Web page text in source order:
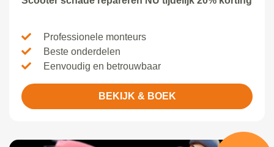
Professionele monteurs
Beste onderdelen
Eenvoudig en betrouwbaar
BEKIJK & BOEK